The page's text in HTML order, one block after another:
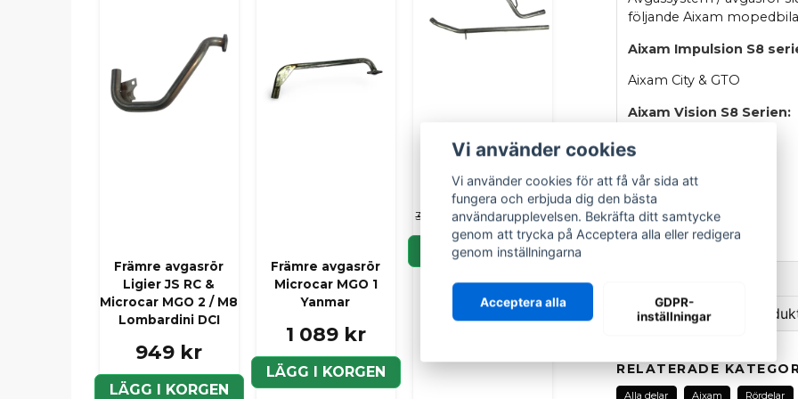
Främre avgasrör
Ligier JS RC &
Microcar MGO 2 / M8
Lombardini DCI
949 kr
LÄGG I KORGEN
Främre avgasrör
Microcar MGO 1
Yanmar
1 089 kr
LÄGG I KORGEN
slutdel Aixam S9
150BG062
3 789 kr 2 989 kr
LÄGG I KORGEN
följande Aixam
Aixam Impulsion S8
Aixam City & GTO
Aixam Vision S8 Serien:
Aixam City
Övriga Modeller:
Aixam Minauto V1
OEM: 1AR062
tvådelat. Det är en
Det ser ut som artikel
Ställ en fråga om
Fråga oss om denna
RELATERADE
Alla delar Aixam Rördelar
Vi använder cookies
Vi använder cookies för att få vår sida att
fungera och erbjuda dig den bästa
användarupplevelsen. Bekräfta ditt samtycke
genom att trycka på Acceptera alla eller redigera
genom inställningarna
Acceptera alla
GDPR-
inställningar